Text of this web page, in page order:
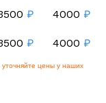
₽ 4000 ₽
₽ 4000 ₽
уточняйте цены у наших